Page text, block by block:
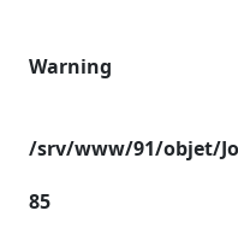
Warning
/srv/www/91/objet/
85